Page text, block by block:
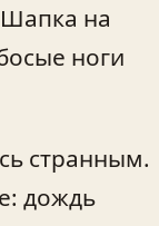
на
ноги
странным.
дождь